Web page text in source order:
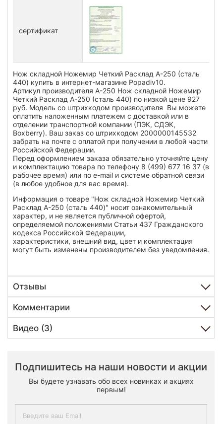
сертификат
Нож складной Ножемир Четкий Расклад A-250 (сталь
440) купить в интернет-магазине Popadiv10.
Артикул производителя A-250 Нож складной Ножемир
Четкий Расклад A-250 (сталь 440) по низкой цене 927
руб. Модель со штрихкодом производителя Вы можете
оплатить наложенным платежем с доставкой или в
отделении транспортной компании (ПЭК, СДЭК,
Boxberry). Ваш заказ со штрихкодом 2000000145532
забрать на почте с оплатой при получении в любой части
Российской Федерации.
Перед оформлением заказа обязательно уточняйте цену
и комплектацию товара по телефону 8 (499) 677 16 37 (в
рабочее время) или по e-mail и системе обратной связи
(в любое удобное для вас время).
Информация о товаре "Нож складной Ножемир Четкий
Расклад A-250 (сталь 440)" носит ознакомительный
характер, и не является публичной офертой,
определяемой положениями Статьи 437 Гражданского
кодекса Российской Федерации,
характеристики, внешний вид, цвет и комплектация
могут быть изменены производителем без уведомления.
Отзывы
Комментарии
Видео (3)
Подпишитесь на наши новости и акции
Вы будете узнавать обо всех новинках и акциях
первым!